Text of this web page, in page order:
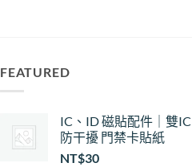
FEATURED
IC、ID 磁貼配件｜雙IC
防干擾 門禁卡貼紙
NT$30